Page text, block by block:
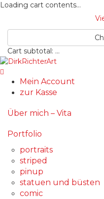
Loading cart contents...
Cart subtotal: …
Mein Account
zur Kasse
Über mich – Vita
Portfolio
portraits
striped
pinup
statuen und büsten
comic